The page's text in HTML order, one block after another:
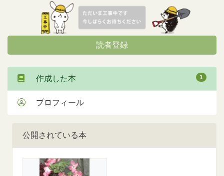
公開されている本
読者登録
作成した本 1
プロフィール